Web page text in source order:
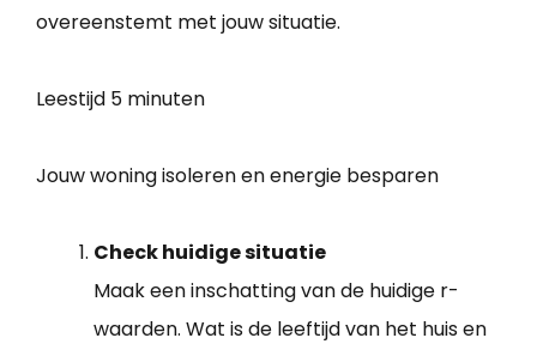
overeenstemt met jouw situatie.
Leestijd 5 minuten
Jouw woning isoleren en energie besparen
Check huidige situatie
Maak een inschatting van de huidige r-
waarden. Wat is de leeftijd van het huis en